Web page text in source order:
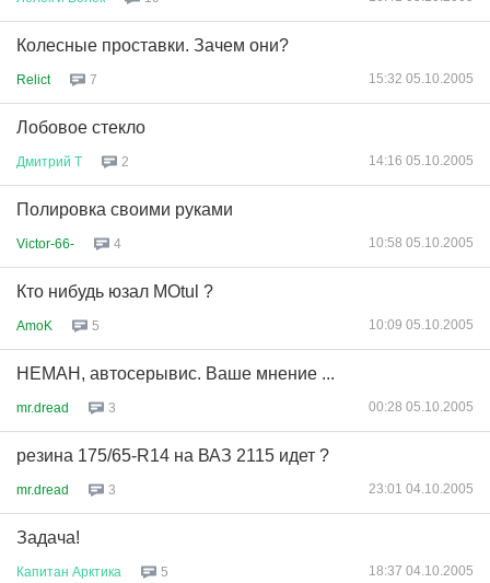
Колесные проставки. Зачем они?
Relict 7 15:32 05.10.2005
Лобовое стекло
Дмитрий Т 2 14:16 05.10.2005
Полировка своими руками
Victor-66- 4 10:58 05.10.2005
Кто нибудь юзал MOtul ?
AmoK 5 10:09 05.10.2005
НЕМАН, автосерывис. Ваше мнение ...
mr.dread 3 00:28 05.10.2005
резина 175/65-R14 на ВАЗ 2115 идет ?
mr.dread 3 23:01 04.10.2005
Задача!
Капитан Арктика 5 18:37 04.10.2005